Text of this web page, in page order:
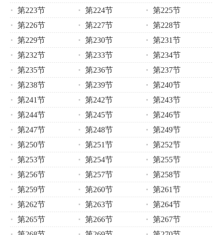
第223节
第224节
第225节
第226节
第227节
第228节
第229节
第230节
第231节
第232节
第233节
第234节
第235节
第236节
第237节
第238节
第239节
第240节
第241节
第242节
第243节
第244节
第245节
第246节
第247节
第248节
第249节
第250节
第251节
第252节
第253节
第254节
第255节
第256节
第257节
第258节
第259节
第260节
第261节
第262节
第263节
第264节
第265节
第266节
第267节